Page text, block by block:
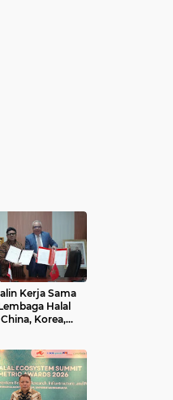
Kerja Sama
Halal
Korea,